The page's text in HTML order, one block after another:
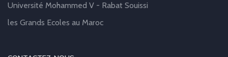
Université Mohammed V - Rabat Souissi
les Grands Ecoles au Maroc